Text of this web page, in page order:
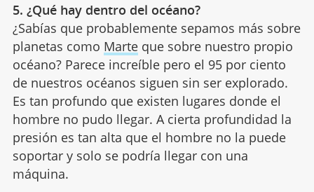
5. ¿Qué hay dentro del océano?
¿Sabías que probablemente sepamos más sobre
planetas como Marteque sobre nuestro propio
océano? Parece increíble pero el 95 por ciento
de nuestros océanos siguen sin ser explorado.
Es tan profundo que existen lugares donde el
hombre no pudo llegar. A cierta profundidad la
presión es tan alta que el hombre no la puede
soportar y solo se podría llegar con una
máquina.